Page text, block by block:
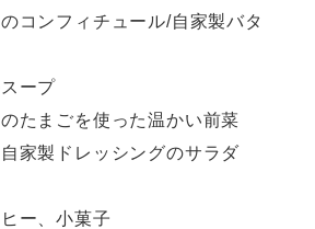
コンフィチュール/自家製バタ
ープ
たまごを使った温かい前菜
家製ドレッシングのサラダ
ー、小菓子